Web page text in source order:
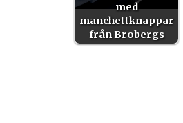
med
manchettknappar
från Brobergs